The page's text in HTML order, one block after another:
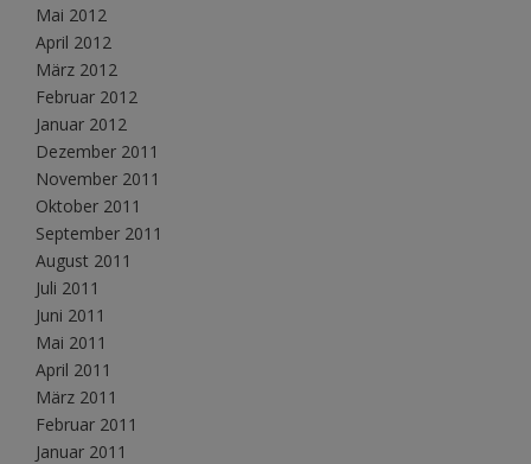
Mai 2012
April 2012
März 2012
Februar 2012
Januar 2012
Dezember 2011
November 2011
Oktober 2011
September 2011
August 2011
Juli 2011
Juni 2011
Mai 2011
April 2011
März 2011
Februar 2011
Januar 2011